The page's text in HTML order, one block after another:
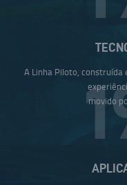
A Linha Piloto, construída
movido